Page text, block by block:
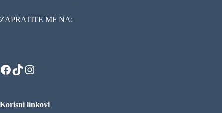
ZAPRATITE ME NA:
Facebook
TikTokInstagram
Korisni linkovi